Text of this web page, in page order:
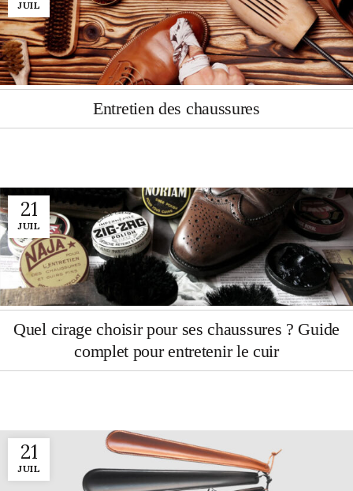
JUIL
Entretien des chaussures
21
JUIL
Quel cirage choisir pour ses chaussures ? Guide
complet pour entretenir le cuir
21
JUIL